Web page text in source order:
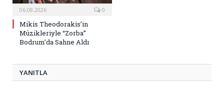
06.08.2026 0
Mikis Theodorakis’in
Müzikleriyle “Zorba”
Bodrum’da Sahne Aldı
YANITLA